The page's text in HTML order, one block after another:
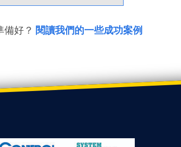
好？ 閱讀我們的一些成功案例